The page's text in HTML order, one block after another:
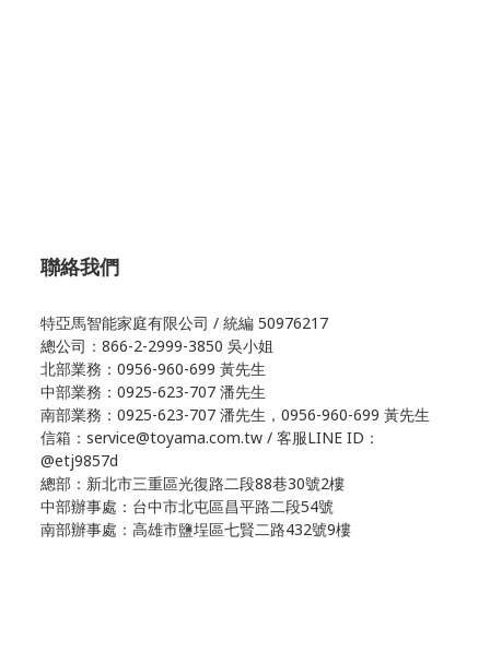
聯絡我們
特亞馬智能家庭有限公司 / 統編 50976217
總公司：866-2-2999-3850 吳小姐
北部業務：0956-960-699 黃先生
中部業務：0925-623-707 潘先生
南部業務：0925-623-707 潘先生，0956-960-699 黃先生
信箱：service@toyama.com.tw / 客服LINE ID：
@etj9857d
總部：新北市三重區光復路二段88巷30號2樓
中部辦事處：台中市北屯區昌平路二段54號
南部辦事處：高雄市鹽埕區七賢二路432號9樓